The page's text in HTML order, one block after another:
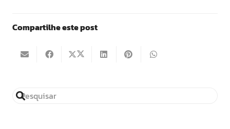
Compartilhe este post